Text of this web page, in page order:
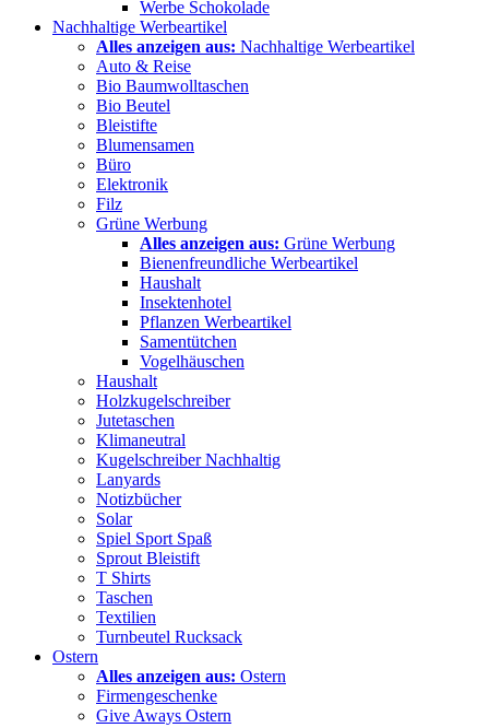
Werbe Schokolade
Nachhaltige Werbeartikel
Alles anzeigen aus: Nachhaltige Werbeartikel
Auto & Reise
Bio Baumwolltaschen
Bio Beutel
Bleistifte
Blumensamen
Büro
Elektronik
Filz
Grüne Werbung
Alles anzeigen aus: Grüne Werbung
Bienenfreundliche Werbeartikel
Haushalt
Insektenhotel
Pflanzen Werbeartikel
Samentütchen
Vogelhäuschen
Haushalt
Holzkugelschreiber
Jutetaschen
Klimaneutral
Kugelschreiber Nachhaltig
Lanyards
Notizbücher
Solar
Spiel Sport Spaß
Sprout Bleistift
T Shirts
Taschen
Textilien
Turnbeutel Rucksack
Ostern
Alles anzeigen aus: Ostern
Firmengeschenke
Give Aways Ostern